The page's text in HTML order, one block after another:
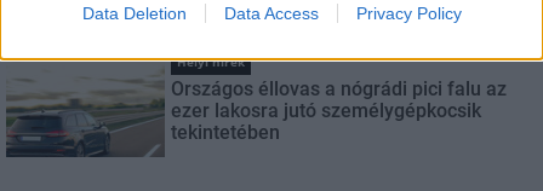
Data Deletion Data Access Privacy Policy
Helyi hírek
Országos éllovas a nógrádi pici falu az
ezer lakosra jutó személygépkocsik
tekintetében